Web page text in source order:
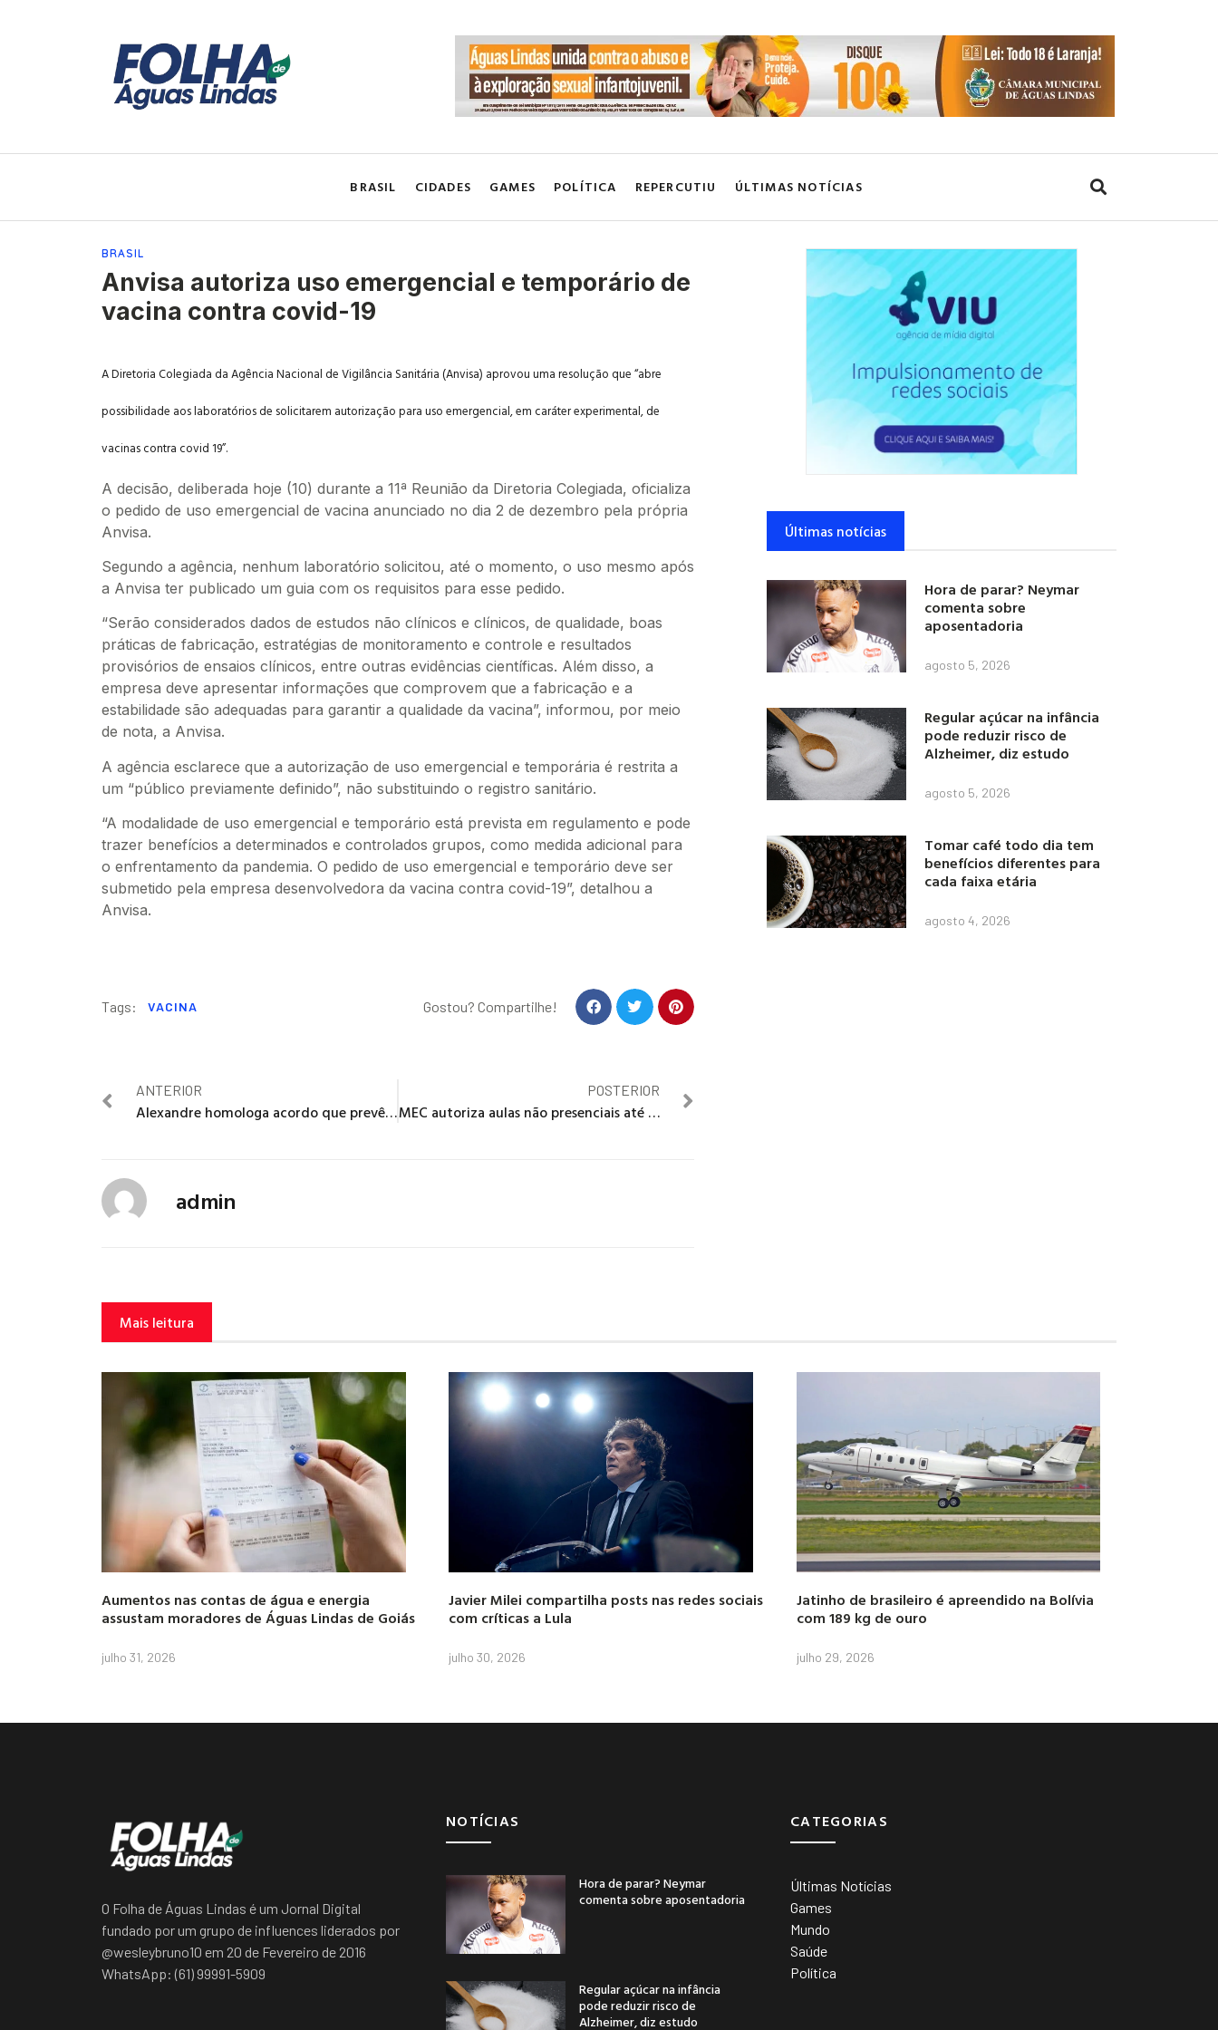
BRASIL CIDADES GAMES POLÍTICA REPERCUTIU ÚLTIMAS NOTÍCIAS
BRASIL
Anvisa autoriza uso emergencial e temporário de
vacina contra covid-19
A Diretoria Colegiada da Agência Nacional de Vigilância Sanitária (Anvisa) aprovou uma resolução que “abre
possibilidade aos laboratórios de solicitarem autorização para uso emergencial, em caráter experimental, de
vacinas contra covid 19”.
A decisão, deliberada hoje (10) durante a 11ª Reunião da Diretoria Colegiada, oficializa
o pedido de uso emergencial de vacina anunciado no dia 2 de dezembro pela própria
Anvisa.
Segundo a agência, nenhum laboratório solicitou, até o momento, o uso mesmo após
a Anvisa ter publicado um guia com os requisitos para esse pedido.
“Serão considerados dados de estudos não clínicos e clínicos, de qualidade, boas
práticas de fabricação, estratégias de monitoramento e controle e resultados
provisórios de ensaios clínicos, entre outras evidências científicas. Além disso, a
empresa deve apresentar informações que comprovem que a fabricação e a
estabilidade são adequadas para garantir a qualidade da vacina”, informou, por meio
de nota, a Anvisa.
A agência esclarece que a autorização de uso emergencial e temporária é restrita a
um “público previamente definido”, não substituindo o registro sanitário.
“A modalidade de uso emergencial e temporário está prevista em regulamento e pode
trazer benefícios a determinados e controlados grupos, como medida adicional para
o enfrentamento da pandemia. O pedido de uso emergencial e temporário deve ser
submetido pela empresa desenvolvedora da vacina contra covid-19”, detalhou a
Anvisa.
Tags: VACINA Gostou? Compartilhe!
ANTERIOR
Alexandre homologa acordo que prevê perícias médicas do INSS em 45 dias
POSTERIOR
MEC autoriza aulas não presenciais até dezembro de 2021
admin
Últimas notícias
Hora de parar? Neymar
comenta sobre
aposentadoria
agosto 5, 2026
Regular açúcar na infância
pode reduzir risco de
Alzheimer, diz estudo
agosto 5, 2026
Tomar café todo dia tem
benefícios diferentes para
cada faixa etária
agosto 4, 2026
Mais leitura
Aumentos nas contas de água e energia
assustam moradores de Águas Lindas de Goiás
julho 31, 2026
Javier Milei compartilha posts nas redes sociais
com críticas a Lula
julho 30, 2026
Jatinho de brasileiro é apreendido na Bolívia
com 189 kg de ouro
julho 29, 2026
O Folha de Águas Lindas é um Jornal Digital
fundado por um grupo de influences liderados por
@wesleybruno10 em 20 de Fevereiro de 2016
WhatsApp: (61) 99991-5909
NOTÍCIAS
Hora de parar? Neymar
comenta sobre aposentadoria
Regular açúcar na infância
pode reduzir risco de
Alzheimer, diz estudo
CATEGORIAS
Últimas Notícias
Games
Mundo
Saúde
Política